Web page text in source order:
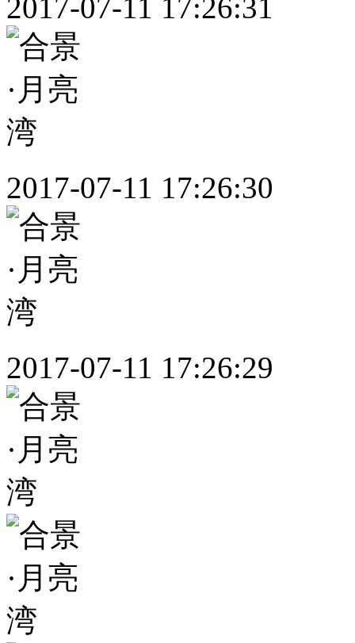
2017-07-11 17:26:31
2017-07-11 17:26:30
2017-07-11 17:26:29